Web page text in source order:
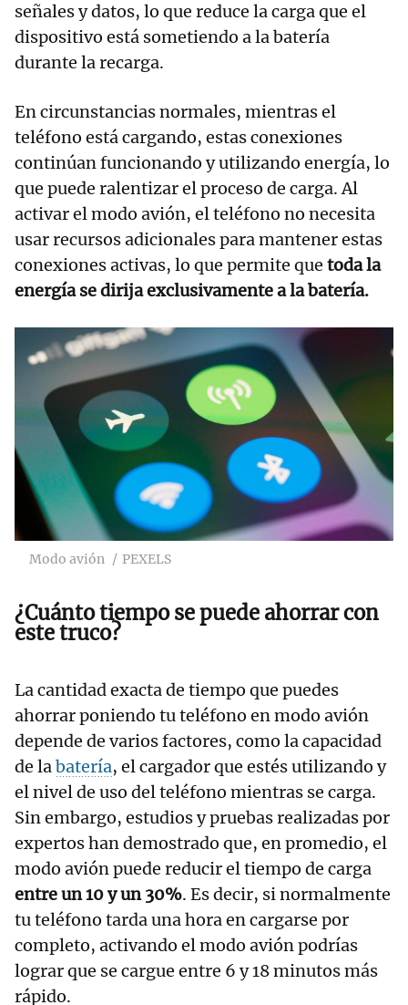
señales y datos, lo que reduce la carga que el
dispositivo está sometiendo a la batería
durante la recarga.
En circunstancias normales, mientras el
teléfono está cargando, estas conexiones
continúan funcionando y utilizando energía, lo
que puede ralentizar el proceso de carga. Al
activar el modo avión, el teléfono no necesita
usar recursos adicionales para mantener estas
conexiones activas, lo que permite que toda la
energía se dirija exclusivamente a la batería.
Modo avión PEXELS
¿Cuánto tiempo se puede ahorrar con
este truco?
La cantidad exacta de tiempo que puedes
ahorrar poniendo tu teléfono en modo avión
depende de varios factores, como la capacidad
de labatería, el cargador que estés utilizando y
el nivel de uso del teléfono mientras se carga.
Sin embargo, estudios y pruebas realizadas por
expertos han demostrado que, en promedio, el
modo avión puede reducir el tiempo de carga
entre un 10 y un 30%. Es decir, si normalmente
tu teléfono tarda una hora en cargarse por
completo, activando el modo avión podrías
lograr que se cargue entre 6 y 18 minutos más
rápido.